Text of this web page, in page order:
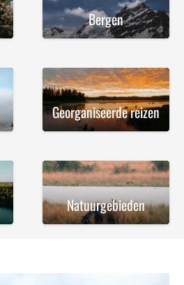
Bergen
Georganiseerde reizen
Natuurgebieden